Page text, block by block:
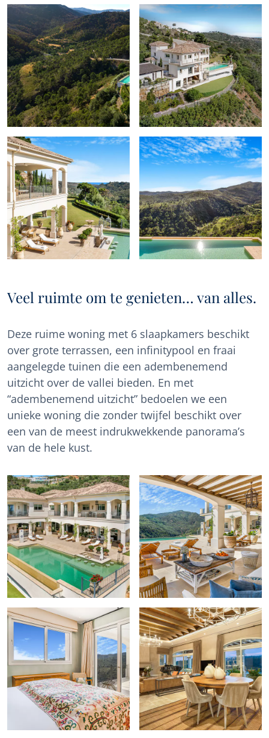
Veel ruimte om te genieten… van alles.
Deze ruime woning met 6 slaapkamers beschikt
over grote terrassen, een infinitypool en fraai
aangelegde tuinen die een adembenemend
uitzicht over de vallei bieden. En met
“adembenemend uitzicht” bedoelen we een
unieke woning die zonder twijfel beschikt over
een van de meest indrukwekkende panorama’s
van de hele kust.